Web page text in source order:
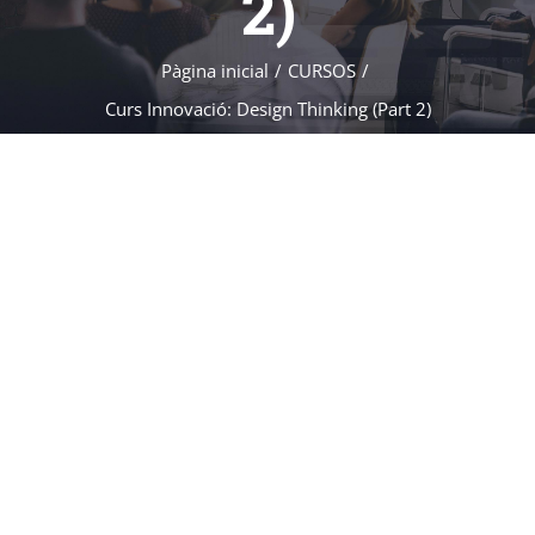
Pàgina inicial
CURSOS
Curs Innovació: Design Thinking (Part 2)